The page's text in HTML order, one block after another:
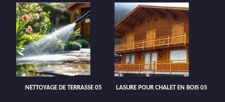
NETTOYAGE DE TERRASSE 05 LASURE POUR CHALET EN BOIS 05